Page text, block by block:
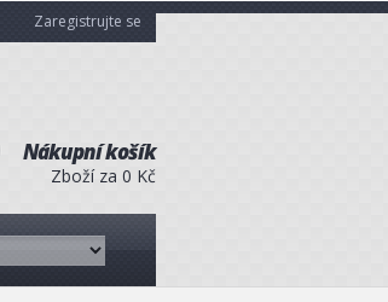
Zaregistrujte se
Nákupní košík
Zboží za 0 Kč